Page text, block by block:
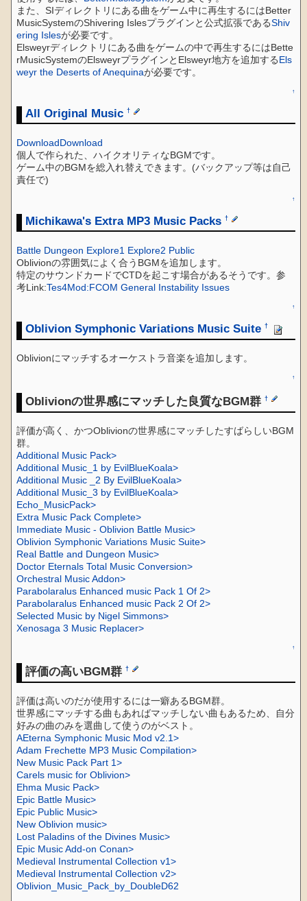
また、SIディレクトリにある曲をゲーム中に再生するにはBetter
MusicSystemのShivering Islesプラグインと公式拡張であるShiv
ering Islesが必要です。
Elsweyrディレクトリにある曲をゲームの中で再生するにはBette
rMusicSystemのElsweyrプラグインとElsweyr地方を追加するEls
weyr the Deserts of Anequinaが必要です。
↑
All Original Music †
DownloadDownload
個人で作られた、ハイクオリティなBGMです。
ゲーム中のBGMを総入れ替えできます。(バックアップ等は自己
責任で)
↑
Michikawa's Extra MP3 Music Packs †
Battle Dungeon Explore1 Explore2 Public
Oblivionの雰囲気によく合うBGMを追加します。
特定のサウンドカードでCTDを起こす場合があるそうです。参
考Link:Tes4Mod:FCOM General Instability Issues
↑
Oblivion Symphonic Variations Music Suite †
Oblivionにマッチするオーケストラ音楽を追加します。
↑
Oblivionの世界感にマッチした良質なBGM群†
評価が高く、かつOblivionの世界感にマッチしたすばらしいBGM
群。
Additional Music Pack>
Additional Music_1 by EvilBlueKoala>
Additional Music _2 By EvilBlueKoala>
Additional Music_3 by EvilBlueKoala>
Echo_MusicPack>
Extra Music Pack Complete>
Immediate Music - Oblivion Battle Music>
Oblivion Symphonic Variations Music Suite>
Real Battle and Dungeon Music>
Doctor Eternals Total Music Conversion>
Orchestral Music Addon>
Parabolaralus Enhanced music Pack 1 Of 2>
Parabolaralus Enhanced music Pack 2 Of 2>
Selected Music by Nigel Simmons>
Xenosaga 3 Music Replacer>
↑
評価の高いBGM群†
評価は高いのだが使用するには一癖あるBGM群。
世界感にマッチする曲もあればマッチしない曲もあるため、自分
好みの曲のみを選曲して使うのがベスト。
AEterna Symphonic Music Mod v2.1>
Adam Frechette MP3 Music Compilation>
New Music Pack Part 1>
Carels music for Oblivion>
Ehma Music Pack>
Epic Battle Music>
Epic Public Music>
New Oblivion music>
Lost Paladins of the Divines Music>
Epic Music Add-on Conan>
Medieval Instrumental Collection v1>
Medieval Instrumental Collection v2>
Oblivion_Music_Pack_by_DoubleD62